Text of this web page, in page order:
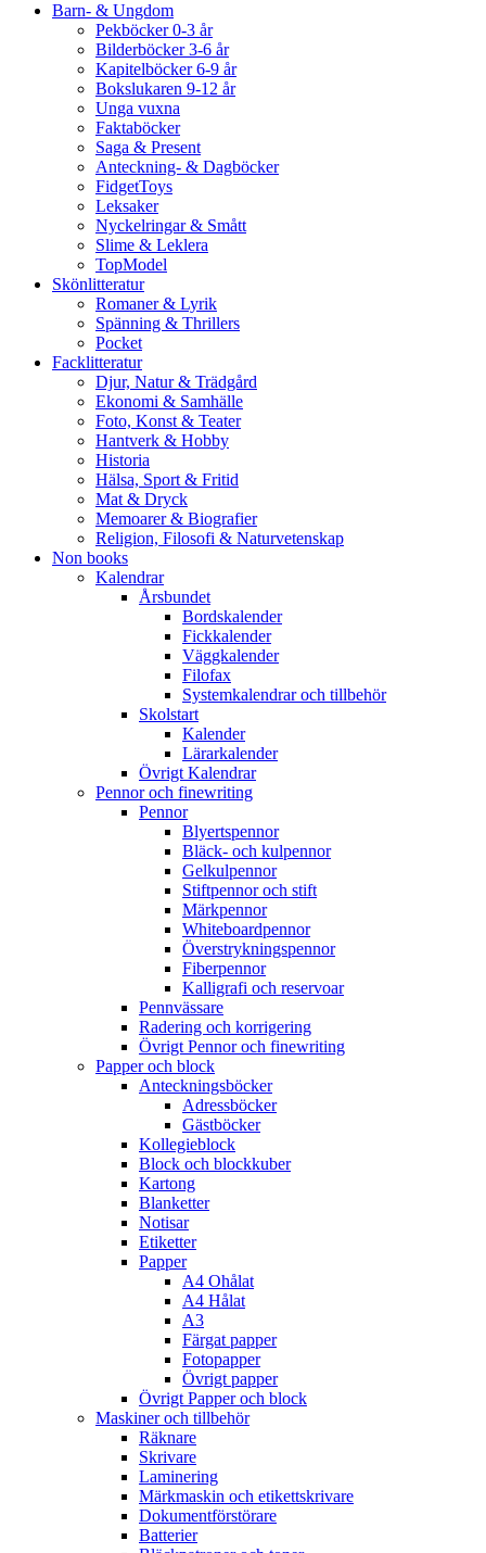
Barn- & Ungdom
Pekböcker 0-3 år
Bilderböcker 3-6 år
Kapitelböcker 6-9 år
Bokslukaren 9-12 år
Unga vuxna
Faktaböcker
Saga & Present
Anteckning- & Dagböcker
FidgetToys
Leksaker
Nyckelringar & Smått
Slime & Leklera
TopModel
Skönlitteratur
Romaner & Lyrik
Spänning & Thrillers
Pocket
Facklitteratur
Djur, Natur & Trädgård
Ekonomi & Samhälle
Foto, Konst & Teater
Hantverk & Hobby
Historia
Hälsa, Sport & Fritid
Mat & Dryck
Memoarer & Biografier
Religion, Filosofi & Naturvetenskap
Non books
Kalendrar
Årsbundet
Bordskalender
Fickkalender
Väggkalender
Filofax
Systemkalendrar och tillbehör
Skolstart
Kalender
Lärarkalender
Övrigt Kalendrar
Pennor och finewriting
Pennor
Blyertspennor
Bläck- och kulpennor
Gelkulpennor
Stiftpennor och stift
Märkpennor
Whiteboardpennor
Överstrykningspennor
Fiberpennor
Kalligrafi och reservoar
Pennvässare
Radering och korrigering
Övrigt Pennor och finewriting
Papper och block
Anteckningsböcker
Adressböcker
Gästböcker
Kollegieblock
Block och blockkuber
Kartong
Blanketter
Notisar
Etiketter
Papper
A4 Ohålat
A4 Hålat
A3
Färgat papper
Fotopapper
Övrigt papper
Övrigt Papper och block
Maskiner och tillbehör
Räknare
Skrivare
Laminering
Märkmaskin och etikettskrivare
Dokumentförstörare
Batterier